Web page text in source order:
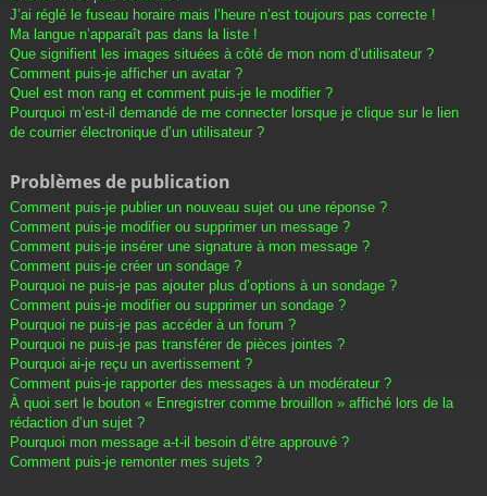
J’ai réglé le fuseau horaire mais l’heure n’est toujours pas correcte !
Ma langue n’apparaît pas dans la liste !
Que signifient les images situées à côté de mon nom d’utilisateur ?
Comment puis-je afficher un avatar ?
Quel est mon rang et comment puis-je le modifier ?
Pourquoi m’est-il demandé de me connecter lorsque je clique sur le lien
de courrier électronique d’un utilisateur ?
Problèmes de publication
Comment puis-je publier un nouveau sujet ou une réponse ?
Comment puis-je modifier ou supprimer un message ?
Comment puis-je insérer une signature à mon message ?
Comment puis-je créer un sondage ?
Pourquoi ne puis-je pas ajouter plus d’options à un sondage ?
Comment puis-je modifier ou supprimer un sondage ?
Pourquoi ne puis-je pas accéder à un forum ?
Pourquoi ne puis-je pas transférer de pièces jointes ?
Pourquoi ai-je reçu un avertissement ?
Comment puis-je rapporter des messages à un modérateur ?
À quoi sert le bouton « Enregistrer comme brouillon » affiché lors de la
rédaction d’un sujet ?
Pourquoi mon message a-t-il besoin d’être approuvé ?
Comment puis-je remonter mes sujets ?